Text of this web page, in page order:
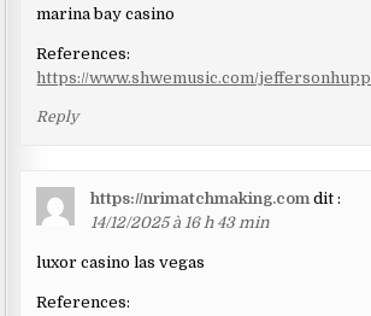
marina bay casino
References:
https://www.shwemusic.com/jeffersonhupp
Reply
https://nrimatchmaking.com dit :
14/12/2025 à 16 h 43 min
luxor casino las vegas
References: